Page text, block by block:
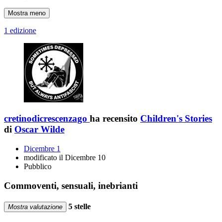
Mostra meno
1 edizione
cretinodicrescenzago ha recensito Children's Stories
di Oscar Wilde
Dicembre 1
modificato il Dicembre 10
Pubblico
Commoventi, sensuali, inebrianti
Mostra valutazione 5 stelle